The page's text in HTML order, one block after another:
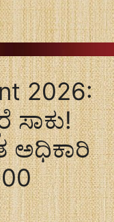
2026:
ಸಾಕು!
ಅಧಿಕಾರಿ